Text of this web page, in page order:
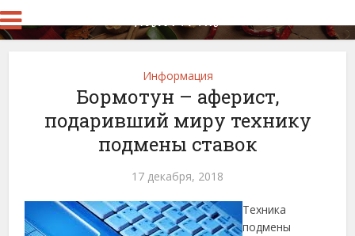
Информация
Бормотун – аферист,
подаривший миру технику
подмены ставок
17 декабря, 2018
Техника
подмены